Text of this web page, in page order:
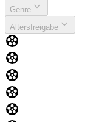
Genre
Altersfreigabe